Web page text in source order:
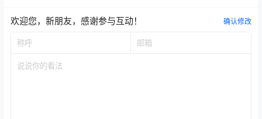
欢迎您，新朋友，感谢参与互动！ 确认修改